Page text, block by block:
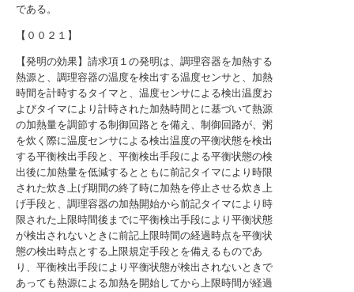
である。
【００２１】
【発明の効果】請求項１の発明は、調理容器を加熱する
熱源と、調理容器の温度を検出する温度センサと、加熱
時間を計時するタイマと、温度センサによる検出温度お
よびタイマにより計時された加熱時間とに基づいて熱源
の加熱量を調節する制御回路とを備え、制御回路が、粥
を炊く際に温度センサによる検出温度の平衡状態を検出
する平衡検出手段と、平衡検出手段による平衡状態の検
出後に加熱量を低減するとともに前記タイマにより時限
された炊き上げ期間の終了時に加熱を停止させる炊き上
げ手段と、調理容器の加熱開始から前記タイマにより時
限された上限時間後までに平衡検出手段により平衡状態
が検出されないときに前記上限時間の経過時点を平衡状
態の検出時点とする上限規定手段とを備えるものであ
り、平衡検出手段により平衡状態が検出されないときで
あっても熱源による加熱を開始してから上限時間が経過